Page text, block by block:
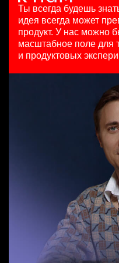
вчера
150000 ₽
Казань
125000 - 175000 ₽
Ярославль
Менеджер по
HeadHunter::Телефонные
29 июл. 2026
з/п не указана
Москва
SMM-менеджер
15 июл. 2026
з/п не указана
Ташкент
Ты всегда будешь
идея всегда может
продукт. У нас можно
масштабное поле для
и продуктовых